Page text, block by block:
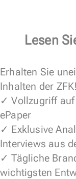
Lesen
Erhalten Sie
Inhalten der ZFK!
✓ Vollzugriff
ePaper
✓ Exklusive
Interviews aus
✓ Tägliche
wichtigsten